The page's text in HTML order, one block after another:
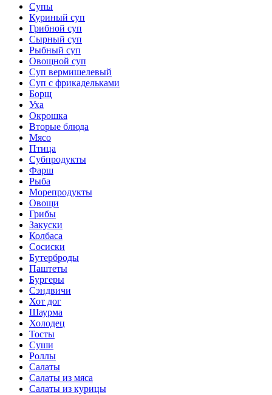
Супы
Куриный суп
Грибной суп
Сырный суп
Рыбный суп
Овощной суп
Суп вермишелевый
Суп с фрикадельками
Борщ
Уха
Окрошка
Вторые блюда
Мясо
Птица
Субпродукты
Фарш
Рыба
Морепродукты
Овощи
Грибы
Закуски
Колбаса
Сосиски
Бутерброды
Паштеты
Бургеры
Сэндвичи
Хот дог
Шаурма
Холодец
Тосты
Суши
Роллы
Салаты
Салаты из мяса
Салаты из курицы